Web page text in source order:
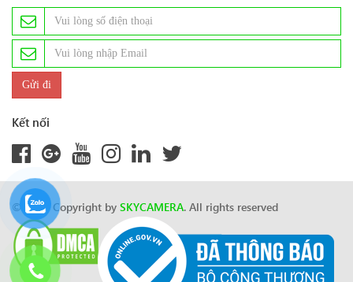
Kết nối
© 2024 Copyright by SKYCAMERA. All rights reserved